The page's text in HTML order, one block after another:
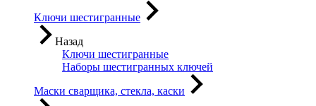
Ключи шестигранные
Назад
Ключи шестигранные
Наборы шестигранных ключей
Маски сварщика, стекла, каски